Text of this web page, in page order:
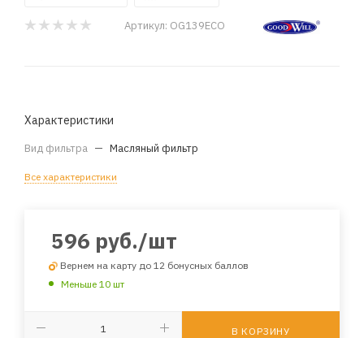
Артикул: OG139ECO
Характеристики
Вид фильтра — Масляный фильтр
Все характеристики
596 руб./шт
Вернем на карту до 12 бонусных баллов
Меньше 10 шт
В КОРЗИНУ